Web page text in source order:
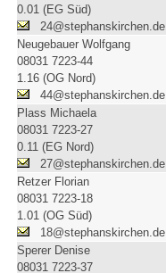
0.01 (EG Süd)
24@stephanskirchen.de
Neugebauer Wolfgang
08031 7223-44
1.16 (OG Nord)
44@stephanskirchen.de
Plass Michaela
08031 7223-27
0.11 (EG Nord)
27@stephanskirchen.de
Retzer Florian
08031 7223-18
1.01 (OG Süd)
18@stephanskirchen.de
Sperer Denise
08031 7223-37